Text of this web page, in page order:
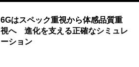
6Gはスペック重視から体感品質重
視へ 進化を支える正確なシミュレ
ーション